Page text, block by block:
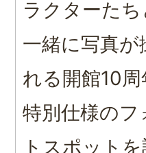
ラクターた
一緒に写真が
れる開館10周
特別仕様のフ
トスポット